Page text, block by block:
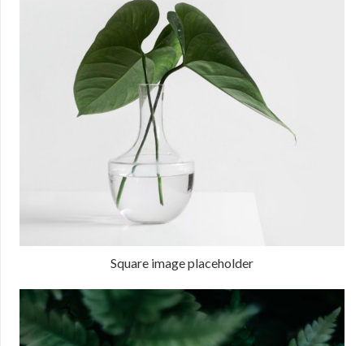
Square image placeholder